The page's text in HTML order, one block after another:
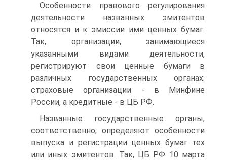
Особенности правового регулирования
деятельности названных эмитентов
относятся и к эмиссии ими ценных бумаг.
Так, организации, занимающиеся
указанными видами деятельности,
регистрируют свои ценные бумаги в
различных государственных органах:
страховые организации - в Минфине
России, а кредитные - в ЦБ РФ.
Названные государственные органы,
соответственно, определяют особенности
выпуска и регистрации ценных бумаг тех
или иных эмитентов. Так, ЦБ РФ 10 марта